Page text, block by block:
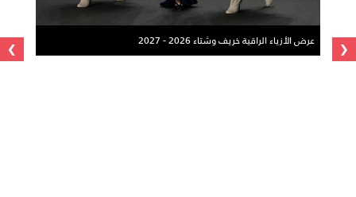
عرض الأزياء الراقية خريف وشتاء 2026 - 2027 ‹
›